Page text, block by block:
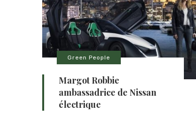
Green People
Margot Robbie
ambassadrice de Nissan
électrique